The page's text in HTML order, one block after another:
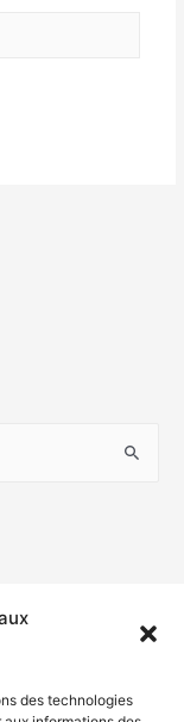
des technologies